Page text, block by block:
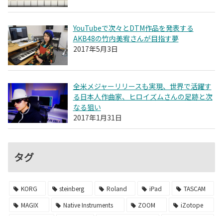
YouTubeで次々とDTM作品を発表する
AKB48の竹内美宥さんが目指す夢
2017年5月3日
全米メジャーリリースも実現、世界で活躍す
る日本人作曲家、ヒロイズムさんの足跡と次
なる狙い
2017年1月31日
タグ
KORG steinberg Roland iPad
TASCAM
MAGIX
Native Instruments ZOOM
iZotope